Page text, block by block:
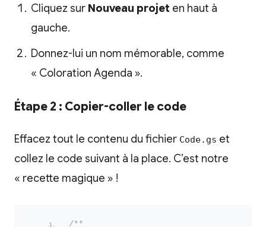
Cliquez sur Nouveau projet en haut à
gauche.
Donnez-lui un nom mémorable, comme
« Coloration Agenda ».
Étape 2 : Copier-coller le code
Effacez tout le contenu du fichier Code.gs et
collez le code suivant à la place. C’est notre
« recette magique » !
/**